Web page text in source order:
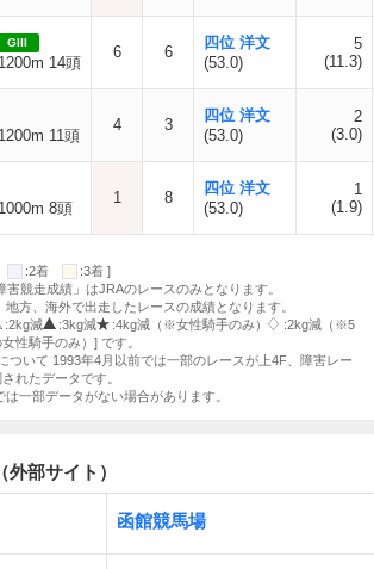
GIII
14頭
6 6
四位 洋文
(53.0)
5
(11.3)
11頭
4 3
四位 洋文
(53.0)
2
(3.0)
8頭
1 8
四位 洋文
(53.0)
1
(1.9)
:2着
:3着 ]
競走成績」はJRAのレースのみとなります。
方、海外で出走したレースの成績となります。
:2kg減 :3kg減 :4kg減（※女性騎手のみ）
:2kg減（※5
性騎手のみ）] です。
ついて 1993年4月以前では一部のレースが上4F、障害レー
れたデータです。
一部データがない場合があります。
部サイト）
函館競馬場